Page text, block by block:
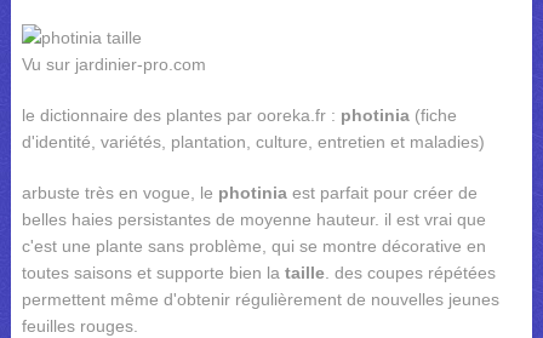
Vu sur jardinier-pro.com
le dictionnaire des plantes par ooreka.fr : photinia(fiche
d'identité, variétés, plantation, culture, entretien et maladies)
arbuste très en vogue, le photiniaest parfait pour créer de
belles haies persistantes de moyenne hauteur. il est vrai que
c'est une plante sans problème, qui se montre décorative en
toutes saisons et supporte bien la taille. des coupes répétées
permettent même d'obtenir régulièrement de nouvelles jeunes
feuilles rouges.